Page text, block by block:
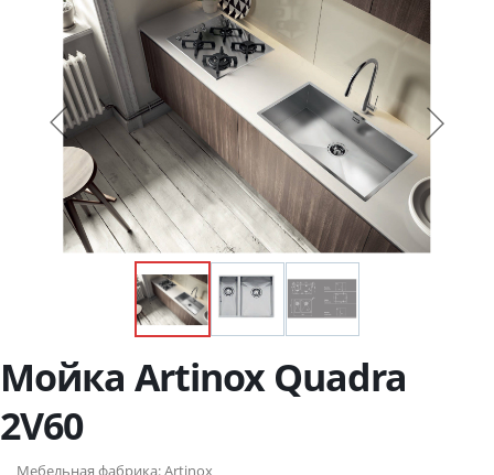
Мойка Artinox Quadra
2V60
Мебельная фабрика:Artinox